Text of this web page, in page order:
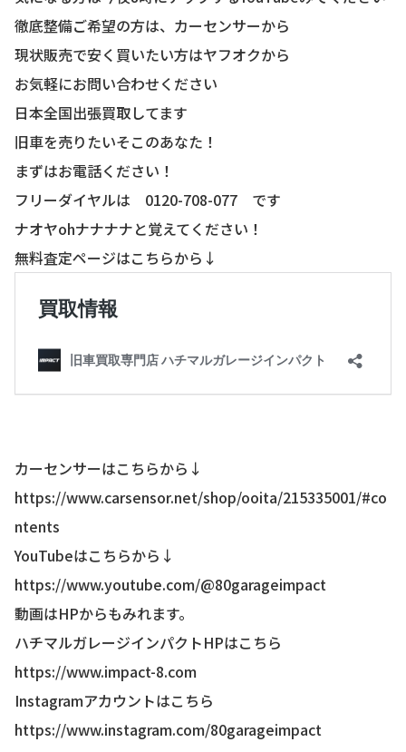
徹底整備ご希望の方は、カーセンサーから
現状販売で安く買いたい方はヤフオクから
お気軽にお問い合わせください
日本全国出張買取してます
旧車を売りたいそこのあなた！
まずはお電話ください！
フリーダイヤルは 0120-708-077 です
ナオヤohナナナナと覚えてください！
無料査定ページはこちらから↓
カーセンサーはこちらから↓
https://www.carsensor.net/shop/ooita/215335001/#co
ntents
YouTubeはこちらから↓
https://www.youtube.com/@80garageimpact
動画はHPからもみれます。
ハチマルガレージインパクトHPはこちら
https://www.impact-8.com
Instagramアカウントはこちら
https://www.instagram.com/80garageimpact